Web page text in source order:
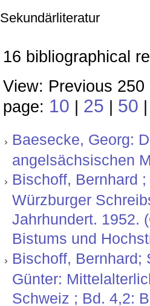
Sekundärliteratur
16 bibliographical
View: Previous
page: 10 | 25 | 50
Baesecke, Georg:
angelsächsischen
Bischoff, Bernhard
Würzburger
Jahrhundert. 1952.
Bistums und
Bischoff, Bernhard;
Günter:
Schweiz ; Bd. 4,2: